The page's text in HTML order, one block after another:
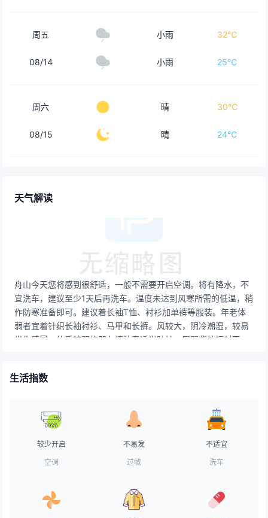
周五 小雨 32℃
08/14 小雨 25℃
周六 晴 30℃
08/15 晴 24℃
天气解读
舟山今天您将感到很舒适，一般不需要开启空调。将有降水，不
宜洗车，建议至少1天后再洗车。温度未达到风寒所需的低温，稍
作防寒准备即可。建议着长袖T恤、衬衫加单裤等服装。年老体
弱者宜着针织长袖衬衫、马甲和长裤。风较大，阴冷潮湿，较易
发生感冒，体质较弱的朋友请注意适当防护。属弱紫外辐射天
面比较湿滑，能见度一般，交通气象条件较差，事故高发期，车
内准备出充足的空间。风力太大，不适合垂钓。天气舒适，令人
神清气爽的一天，不用担心中暑的困扰。天气较热，建议用露质
生活指数
较少开启
空调
不易发
过敏
不适宜
洗车